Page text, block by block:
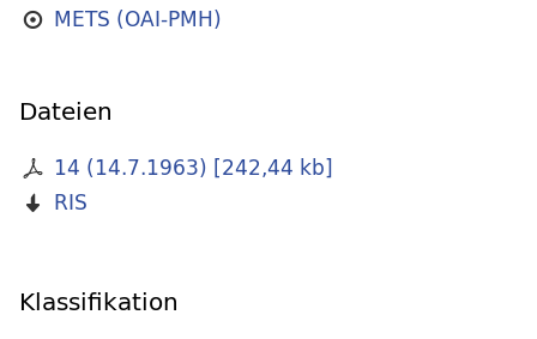
METS (OAI-PMH)
Dateien
14 (14.7.1963) [242,44 kb]
RIS
Klassifikation